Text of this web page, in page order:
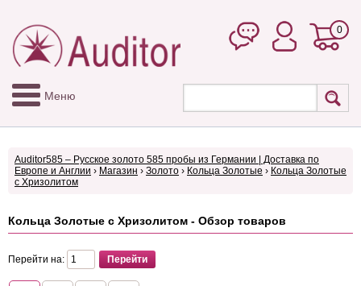
0
Меню
Auditor585 – Русское золото 585 пробы из Германии | Доставка по
Европе и Англии › Магазин › Золото › Кольца Золотые › Кольца Золотые
с Хризолитом
Кольца Золотые с Хризолитом - Обзор товаров
Перейти на: